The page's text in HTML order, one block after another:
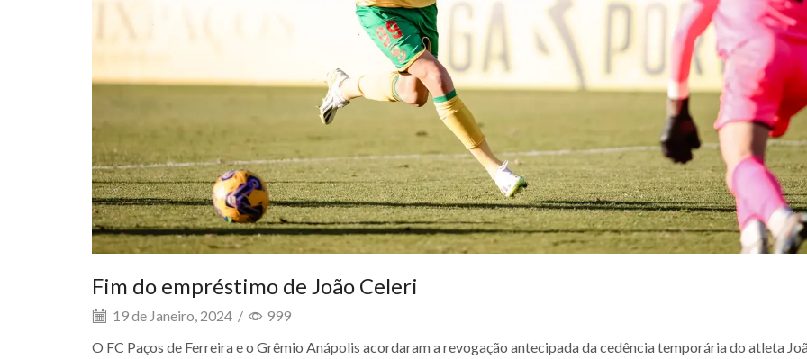
Fim do empréstimo de João Celeri
19 de Janeiro, 2024 /
999
O FC Paços de Ferreira e o Grêmio Anápolis acordaram a revogação antecipada da cedência temporária do atleta